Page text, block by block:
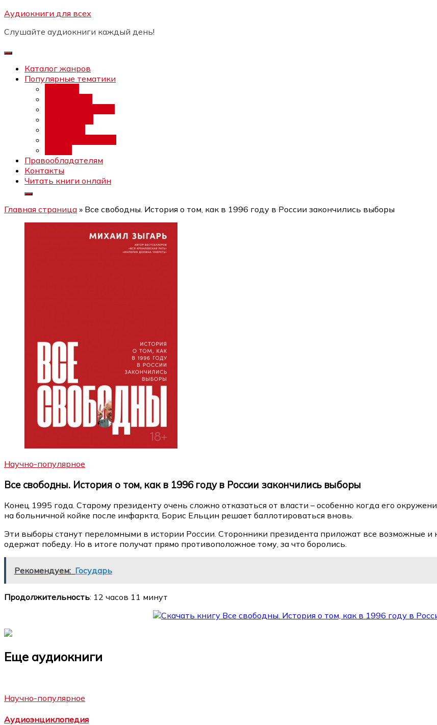
Перейти
содержимому
Аудиокниги для всех
Слушайте аудиокниги каждый день!
Каталог жанров
Популярные тематики
Правообладателям
Контакты
Читать книги онлайн
Главная страница » Все свободны. История о том, как в 1996 году в России закончились выборы
Научно-популярное
Все свободны. История о том, как в 1996 году в России закончились выборы
Конец 1995 года. Старому президенту очень сложно отказаться от власти – особенно когда его
на больничной койке после инфаркта, Борис Ельцин решает баллотироваться вновь.
Эти выборы станут переломными в истории России. Сторонники президента приложат все возможные
одержат победу. Но в итоге получат прямо противоположное тому, за что боролись.
Рекомендуем: Государь
Продолжительность: 12 часов 11 минут
Еще аудиокниги
Научно-популярное
Аудиоэнциклопедия